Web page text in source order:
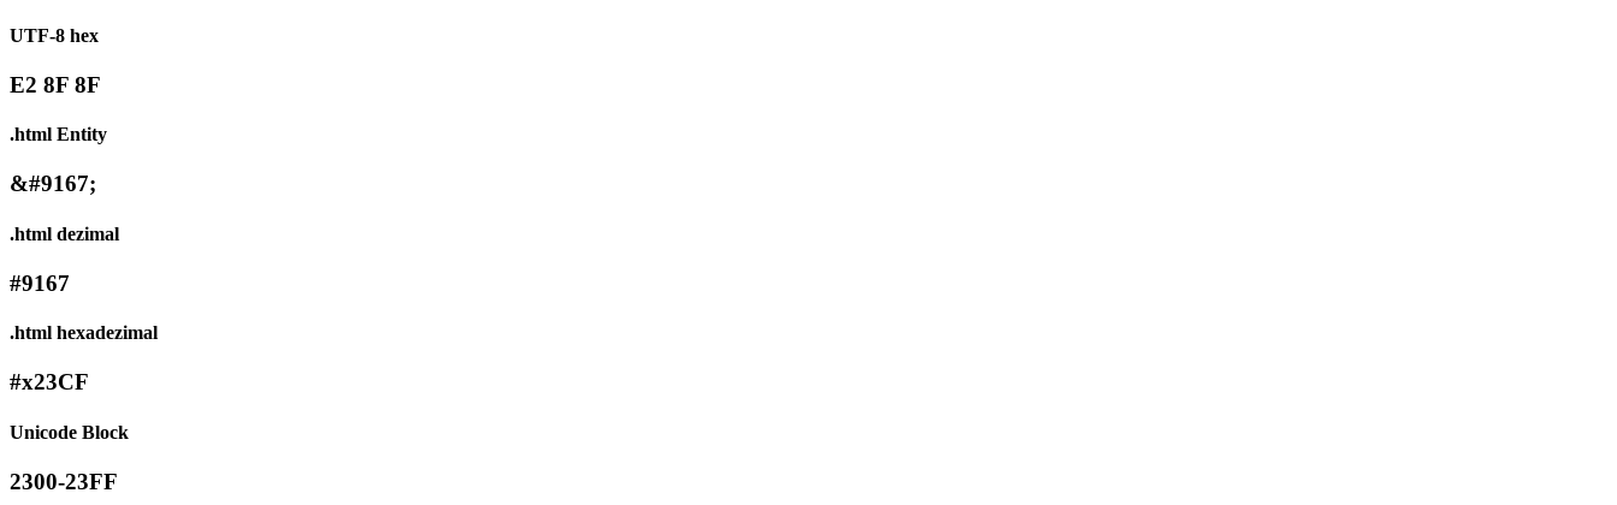
UTF-8 hex
E2 8F 8F
.html Entity
&#9167;
.html dezimal
#9167
.html hexadezimal
#x23CF
Unicode Block
2300-23FF